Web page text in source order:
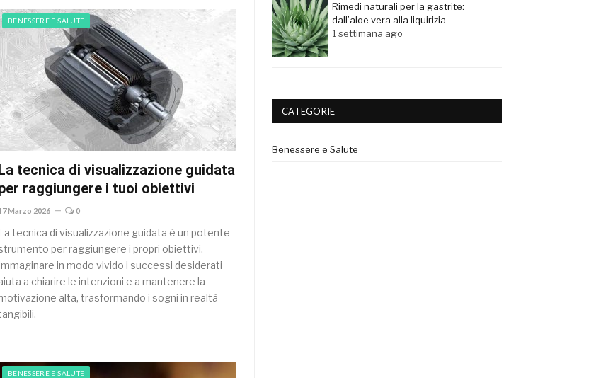
BENESSERE E SALUTE
tecnica di visualizzazione guidata
raggiungere i tuoi obiettivi
Marzo 2026 0
tecnica di visualizzazione guidata è un potente
per raggiungere i propri obiettivi.
in modo vivido i successi desiderati
a chiarire le intenzioni e a mantenere la
alta, trasformando i sogni in realtà
BENESSERE E SALUTE
Rimedi naturali per la gastrite:
dall’aloe vera alla liquirizia
1 settimana ago
CATEGORIE
Benessere e Salute